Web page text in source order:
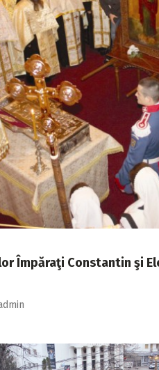
Împăraţi Constantin şi